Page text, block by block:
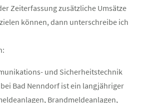
Zeiterfassung zusätzliche Umsätze
können, dann unterschreibe ich
und Sicherheitstechnik
Bad Nenndorf ist ein langjähriger
Brandmeldeanlagen,